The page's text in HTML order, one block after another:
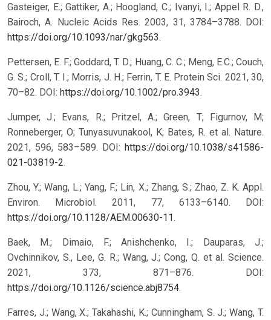
Gasteiger, E.; Gattiker, A.; Hoogland, C.; Ivanyi, I.; Appel R. D.,
Bairoch, A. Nucleic Acids Res. 2003, 31, 3784–3788. DOI:
https://doi.org/10.1093/nar/gkg563.
Pettersen, E. F.; Goddard, T. D.; Huang, C. C.; Meng, E.C.; Couch,
G. S.; Croll, T. I.; Morris, J. H.; Ferrin, T. E. Protein Sci. 2021, 30,
70–82. DOI: https://doi.org/10.1002/pro.3943.
Jumper, J.; Evans, R.; Pritzel, A.; Green, T; Figurnov, M;
Ronneberger, O; Tunyasuvunakool, K; Bates, R. et al. Nature.
2021, 596, 583–589. DOI: https://doi.org/10.1038/s41586-
021-03819-2.
Zhou, Y.; Wang, L.; Yang, F.; Lin, X.; Zhang, S.; Zhao, Z. K. Appl.
Environ. Microbiol. 2011, 77, 6133–6140. DOI:
https://doi.org/10.1128/AEM.00630-11.
Baek, M.; Dimaio, F.; Anishchenko, I.; Dauparas, J.;
Ovchinnikov, S., Lee, G. R.; Wang, J.; Cong, Q. et al. Science.
2021, 373, 871–876. DOI:
https://doi.org/10.1126/science.abj8754.
Farres, J.; Wang, X.; Takahashi, K.; Cunningham, S. J.; Wang, T.